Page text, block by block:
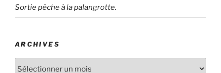
Sortie pêche à la palangrotte.
ARCHIVES